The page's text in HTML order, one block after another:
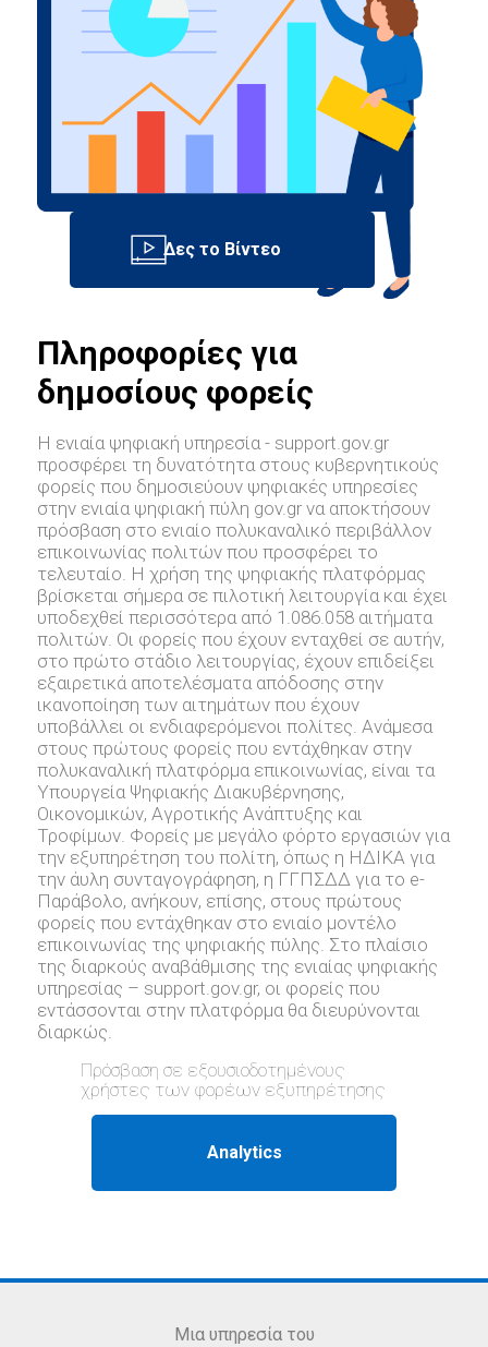
Πληροφορίες για
δημοσίους φορείς
Η ενιαία ψηφιακή υπηρεσία - support.gov.gr
προσφέρει τη δυνατότητα στους κυβερνητικούς
φορείς που δημοσιεύουν ψηφιακές υπηρεσίες
στην ενιαία ψηφιακή πύλη gov.gr να αποκτήσουν
πρόσβαση στο ενιαίο πολυκαναλικό περιβάλλον
επικοινωνίας πολιτών που προσφέρει το
τελευταίο. Η χρήση της ψηφιακής πλατφόρμας
βρίσκεται σήμερα σε πιλοτική λειτουργία και έχει
υποδεχθεί περισσότερα από 1.086.058 αιτήματα
πολιτών. Οι φορείς που έχουν ενταχθεί σε αυτήν,
στο πρώτο στάδιο λειτουργίας, έχουν επιδείξει
εξαιρετικά αποτελέσματα απόδοσης στην
ικανοποίηση των αιτημάτων που έχουν
υποβάλλει οι ενδιαφερόμενοι πολίτες. Ανάμεσα
στους πρώτους φορείς που εντάχθηκαν στην
πολυκαναλική πλατφόρμα επικοινωνίας, είναι τα
Υπουργεία Ψηφιακής Διακυβέρνησης,
Οικονομικών, Αγροτικής Ανάπτυξης και
Τροφίμων. Φορείς με μεγάλο φόρτο εργασιών για
την εξυπηρέτηση του πολίτη, όπως η ΗΔΙΚΑ για
την άυλη συνταγογράφηση, η ΓΓΠΣΔΔ για το e-
Παράβολο, ανήκουν, επίσης, στους πρώτους
φορείς που εντάχθηκαν στο ενιαίο μοντέλο
επικοινωνίας της ψηφιακής πύλης. Στο πλαίσιο
της διαρκούς αναβάθμισης της ενιαίας ψηφιακής
υπηρεσίας – support.gov.gr, oι φορείς που
εντάσσονται στην πλατφόρμα θα διευρύνονται
διαρκώς.
Πρόσβαση σε εξουσιοδοτημένους
χρήστες των φορέων εξυπηρέτησης
Μια υπηρεσία του